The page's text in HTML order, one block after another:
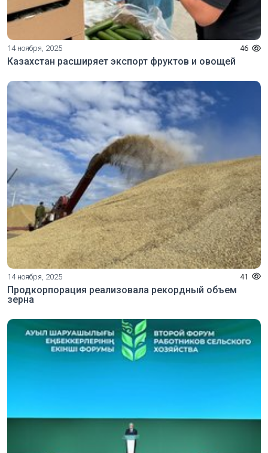
14 ноября, 2025 46
Казахстан расширяет экспорт фруктов и овощей
14 ноября, 2025 41
Продкорпорация реализовала рекордный объем
зерна